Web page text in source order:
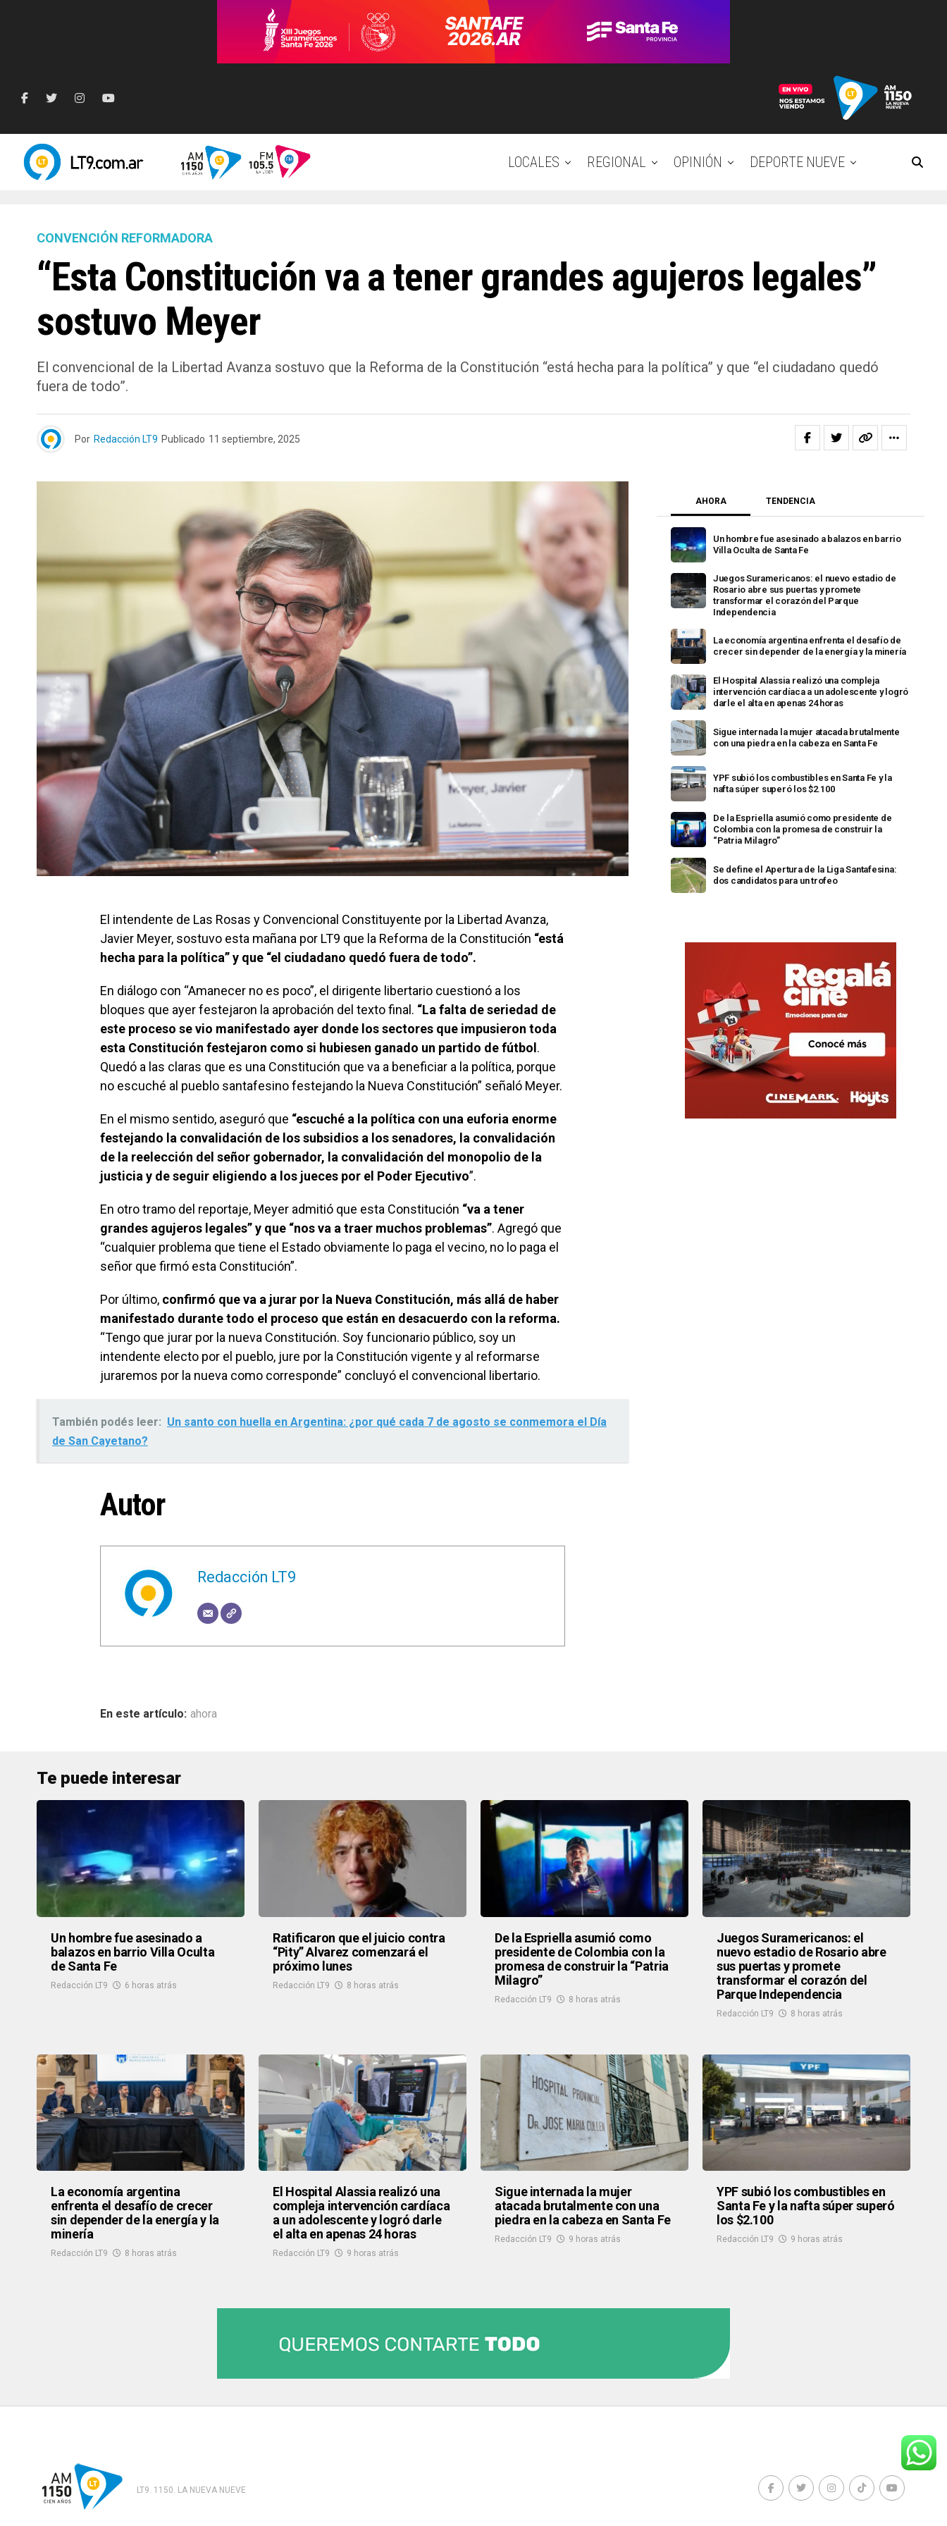
LOCALES REGIONAL OPINIÓN DEPORTE NUEVE
CONVENCIÓN REFORMADORA
“Esta Constitución va a tener grandes agujeros legales”
sostuvo Meyer
El convencional de la Libertad Avanza sostuvo que la Reforma de la Constitución “está hecha para la política” y que “el ciudadano quedó
fuera de todo”.
Por Redacción LT9 Publicado 11 septiembre, 2025
El intendente de Las Rosas y Convencional Constituyente por la Libertad Avanza,
Javier Meyer, sostuvo esta mañana por LT9 que la Reforma de la Constitución “está
hecha para la política” y que “el ciudadano quedó fuera de todo”.
En diálogo con “Amanecer no es poco”, el dirigente libertario cuestionó a los
bloques que ayer festejaron la aprobación del texto final. “La falta de seriedad de
este proceso se vio manifestado ayer donde los sectores que impusieron toda
esta Constitución festejaron como si hubiesen ganado un partido de fútbol .
Quedó a las claras que es una Constitución que va a beneficiar a la política, porque
no escuché al pueblo santafesino festejando la Nueva Constitución” señaló Meyer.
En el mismo sentido, aseguró que “escuché a la política con una euforia enorme
festejando la convalidación de los subsidios a los senadores, la convalidación
de la reelección del señor gobernador, la convalidación del monopolio de la
justicia y de seguir eligiendo a los jueces por el Poder Ejecutivo”.
En otro tramo del reportaje, Meyer admitió que esta Constitución “va a tener
grandes agujeros legales” y que “nos va a traer muchos problemas”. Agregó que
“cualquier problema que tiene el Estado obviamente lo paga el vecino, no lo paga el
señor que firmó esta Constitución”.
Por último, confirmó que va a jurar por la Nueva Constitución, más allá de haber
manifestado durante todo el proceso que están en desacuerdo con la reforma.
“Tengo que jurar por la nueva Constitución. Soy funcionario público, soy un
intendente electo por el pueblo, jure por la Constitución vigente y al reformarse
juraremos por la nueva como corresponde” concluyó el convencional libertario.
También podés leer: Un santo con huella en Argentina: ¿por qué cada 7 de agosto se conmemora el Día
de San Cayetano?
Autor
Redacción LT9
ahora
AHORA TENDENCIA
Un hombre fue asesinado a balazos en barrio
Villa Oculta de Santa Fe
Juegos Suramericanos: el nuevo estadio de
Rosario abre sus puertas y promete
transformar el corazón del Parque
Independencia
La economía argentina enfrenta el desafío de
crecer sin depender de la energía y la minería
El Hospital Alassia realizó una compleja
intervención cardíaca a un adolescente y logró
darle el alta en apenas 24 horas
Sigue internada la mujer atacada brutalmente
con una piedra en la cabeza en Santa Fe
YPF subió los combustibles en Santa Fe y la
nafta súper superó los $2.100
De la Espriella asumió como presidente de
Colombia con la promesa de construir la
“Patria Milagro”
Se define el Apertura de la Liga Santafesina:
dos candidatos para un trofeo
Te puede interesar
Un hombre fue asesinado a
balazos en barrio Villa Oculta
de Santa Fe
Redacción LT9 6 horas atrás
Ratificaron que el juicio contra
“Pity” Alvarez comenzará el
próximo lunes
Redacción LT9 8 horas atrás
De la Espriella asumió como
presidente de Colombia con la
promesa de construir la “Patria
Milagro”
Redacción LT9 8 horas atrás
Juegos Suramericanos: el
nuevo estadio de Rosario abre
sus puertas y promete
transformar el corazón del
Parque Independencia
Redacción LT9 8 horas atrás
La economía argentina
enfrenta el desafío de crecer
sin depender de la energía y la
minería
Redacción LT9 8 horas atrás
El Hospital Alassia realizó una
compleja intervención cardíaca
a un adolescente y logró darle
el alta en apenas 24 horas
Redacción LT9 9 horas atrás
Sigue internada la mujer
atacada brutalmente con una
piedra en la cabeza en Santa Fe
Redacción LT9 9 horas atrás
YPF subió los combustibles en
Santa Fe y la nafta súper superó
los $2.100
Redacción LT9 9 horas atrás
LT9. 1150. LA NUEVA NUEVE